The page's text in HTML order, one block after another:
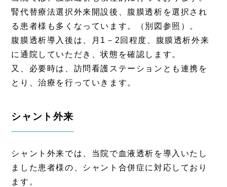
腎代替療法選択外来開設後、腹膜透析を選択され
る患者様も多くなっています。（別図参照）。
腹膜透析導入後は、月1－2回程度、腹膜透析外来
に通院していただき、状態を確認します。
又、必要時は、訪問看護ステーションとも連携を
とり、治療を行っていきます。
シャント外来
シャント外来では、当院で血液透析を導入いたし
ました患者様の、シャント合併症に対応しており
ます。